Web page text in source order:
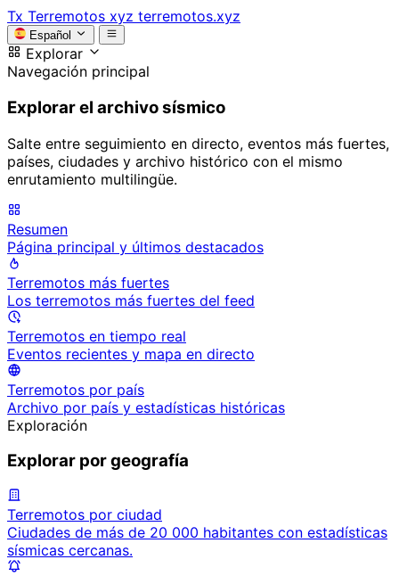
Tx Terremotos xyz terremotos.xyz
Español
Explorar
Navegación principal
Explorar el archivo sísmico
Salte entre seguimiento en directo, eventos más fuertes,
países, ciudades y archivo histórico con el mismo
enrutamiento multilingüe.
Resumen
Página principal y últimos destacados
Terremotos más fuertes
Los terremotos más fuertes del feed
Terremotos en tiempo real
Eventos recientes y mapa en directo
Terremotos por país
Archivo por país y estadísticas históricas
Exploración
Explorar por geografía
Terremotos por ciudad
Ciudades de más de 20 000 habitantes con estadísticas
sísmicas cercanas.